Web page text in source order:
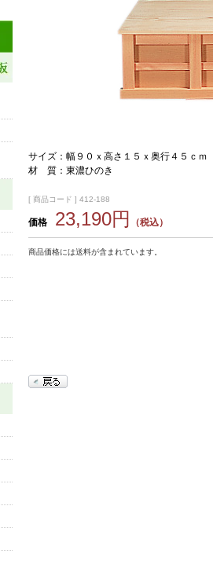
サイズ：幅９０ｘ高さ１５ｘ奥行４５ｃｍ
材 質：東濃ひのき
[ 商品コード ] 412-188
価格 23,190円 （税込）
商品価格には送料が含まれています。